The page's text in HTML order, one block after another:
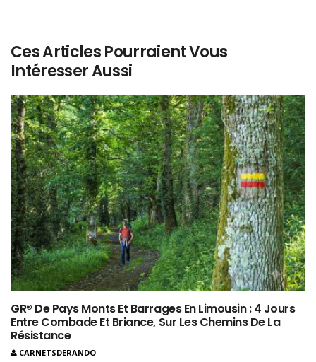
Ces Articles Pourraient Vous
Intéresser Aussi
GR® De Pays Monts Et Barrages En Limousin : 4 Jours
Entre Combade Et Briance, Sur Les Chemins De La
Résistance
CARNETSDERANDO